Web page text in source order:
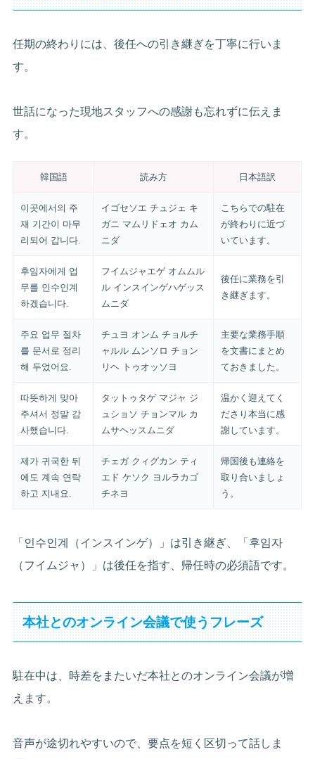
任期の終わりには、後任への引き継ぎを丁寧に行いま
す。
世話になった現地スタッフへの感謝も忘れずに伝えま
す。
韓国語 読み方 日本語訳
이곳에서의 주
재 기간이 마무
리되어 갑니다.
イゴセソエ チュジェ キ
ガニ マムリドェオ カム
ニダ
こちらでの駐在
が終わりに近づ
いています。
후임자에게 업
무를 인수인계
하겠습니다.
フイムジャエゲ オムムル
ル インスインゲハゲッス
ムニダ
後任に業務を引
き継ぎます。
주요 업무 절차
를 문서로 정리
해 두었어요.
チュヨ オンム チョルチ
ャルル ムンソロ チョン
リヘ トゥオッソヨ
主要な業務手順
を文書にまとめ
ておきました。
따뜻하게 맞아
주셔서 정말 감
사했습니다.
タットゥタゲ マジャ ジ
ュショソ チョンマル カ
ムサヘッスムニダ
温かく迎えてく
ださり本当に感
謝しています。
제가 귀국한 뒤
에도 계속 연락
하고 지내요.
チェガ クィグカン ティ
エド ケソク ヨルラカゴ
チネヨ
帰国後も連絡を
取り合いましょ
う。
「인수인계（インスインゲ）」は引き継ぎ、「후임자
（フイムジャ）」は後任を指す、帰任時の必須語です。
本社とのオンライン会議で使うフレーズ
駐在中は、時差をまたいだ本社とのオンライン会議が増
えます。
音声が途切れやすいので、要点を短く区切って話しま